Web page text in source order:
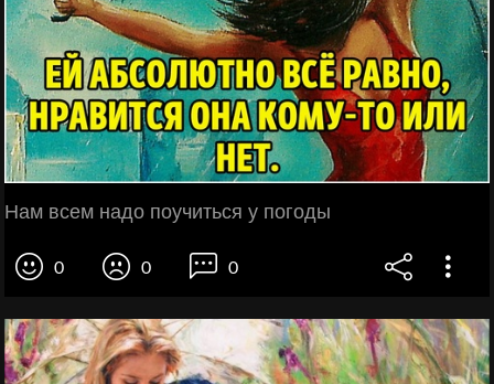
Нам всем надо поучиться у погоды
0 0 0